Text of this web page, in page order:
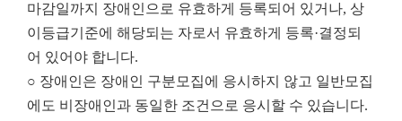
마감일까지 장애인으로 유효하게 등록되어 있거나, 상
이등급기준에 해당되는 자로서 유효하게 등록·결정되
어 있어야 합니다.
○ 장애인은 장애인 구분모집에 응시하지 않고 일반모집
에도 비장애인과 동일한 조건으로 응시할 수 있습니다.